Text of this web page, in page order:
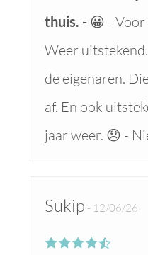
thuis.
😀 -
Weer
de eigenaren.
af. En ook
jaar weer. 😞 -
Sukip 12/06/26